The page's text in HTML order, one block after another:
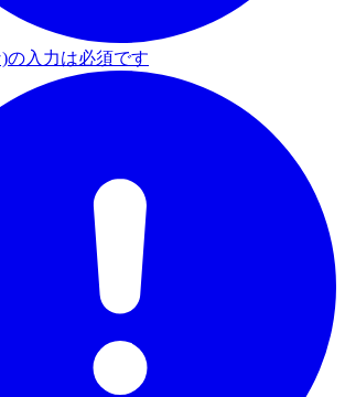
の入力は必須です